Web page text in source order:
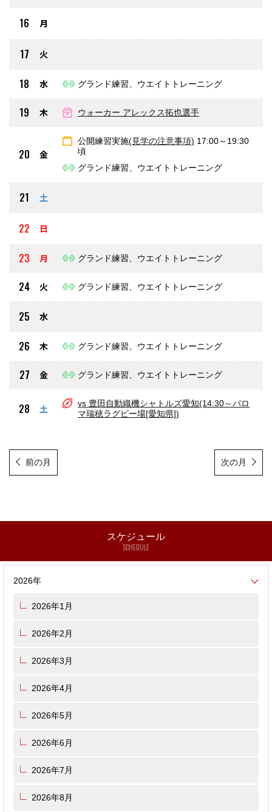
16 月
17 火
18 水 グランド練習、ウエイトトレーニング
19 木 ウォーカー アレックス拓也選手
20 金
公開練習実施(見学の注意事項) 17:00～19:30
頃
グランド練習、ウエイトトレーニング
21 土
22 日
23 月 グランド練習、ウエイトトレーニング
24 火 グランド練習、ウエイトトレーニング
25 水
26 木 グランド練習、ウエイトトレーニング
27 金 グランド練習、ウエイトトレーニング
28 土
vs 豊田自動織機シャトルズ愛知(14:30～パロ
マ瑞穂ラグビー場[愛知県])
前の月 次の月
スケジュール
SCHEDULE
2026年
2026年1月
2026年2月
2026年3月
2026年4月
2026年5月
2026年6月
2026年7月
2026年8月